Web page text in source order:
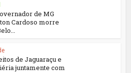
de MG
Cardoso morre
de Jaguaraçu e
juntamente com